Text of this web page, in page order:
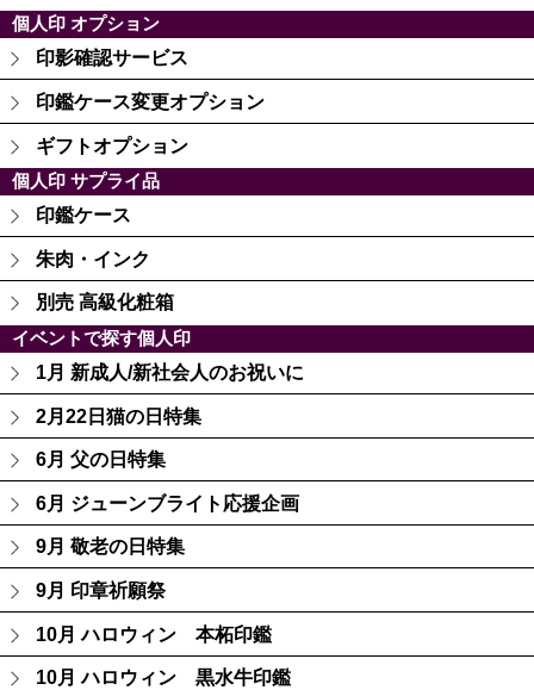
個人印 オプション
印影確認サービス
印鑑ケース変更オプション
ギフトオプション
個人印 サプライ品
印鑑ケース
朱肉・インク
別売 高級化粧箱
イベントで探す個人印
1月 新成人/新社会人のお祝いに
2月22日猫の日特集
6月 父の日特集
6月 ジューンブライト応援企画
9月 敬老の日特集
9月 印章祈願祭
10月 ハロウィン 本柘印鑑
10月 ハロウィン 黒水牛印鑑